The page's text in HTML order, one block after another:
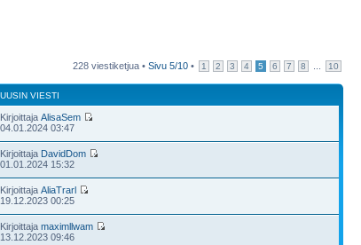
228 viestiketjua • Sivu 5/10 • 1 2 3 4 5 6 7 8 10
UUSIN VIESTI
KirjoittajaAlisaSem
04.01.2024 03:47
Kirjoittaja DavidDom
01.01.2024 15:32
KirjoittajaAliaTrarl
19.12.2023 00:25
Kirjoittajamaximllwam
13.12.2023 09:46